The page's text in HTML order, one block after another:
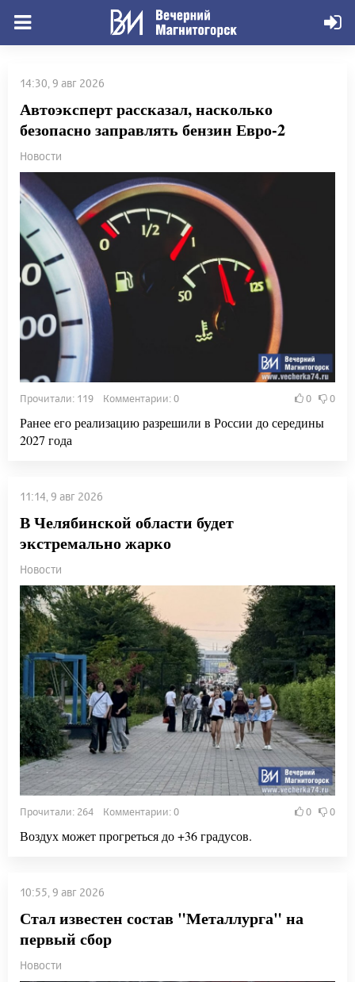
14:30, 9 авг 2026
Автоэксперт рассказал, насколько
безопасно заправлять бензин Евро-2
Новости
Прочитали: 119 Комментарии: 0 0 0
Ранее его реализацию разрешили в России до середины
2027 года
11:14, 9 авг 2026
В Челябинской области будет
экстремально жарко
Новости
Прочитали: 264 Комментарии: 0 0 0
Воздух может прогреться до +36 градусов.
10:55, 9 авг 2026
Стал известен состав "Металлурга" на
первый сбор
Новости